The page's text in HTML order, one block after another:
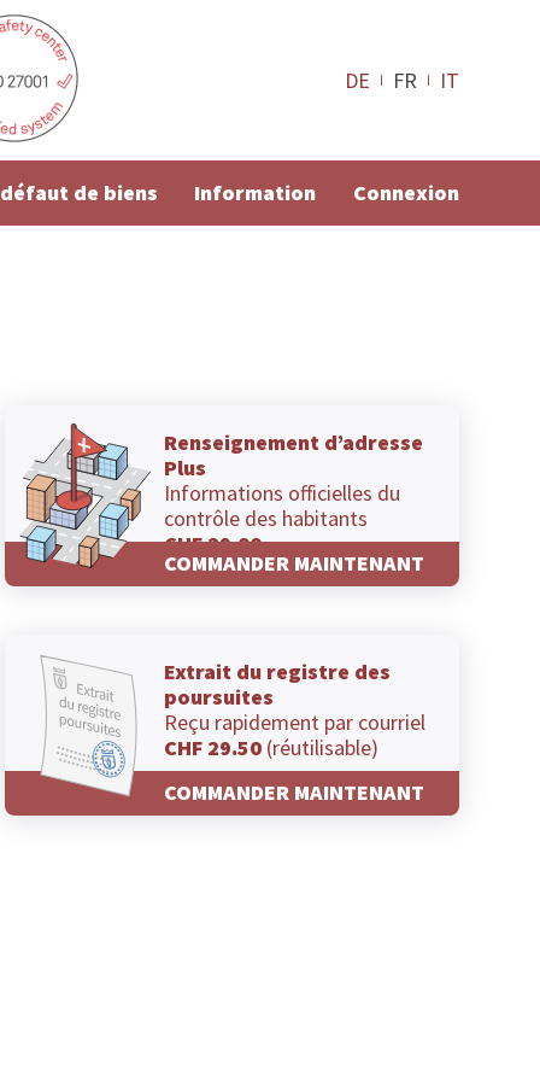
DE FR IT
de biens Information Connexion
Renseignement d’adresse
Plus
Informations officielles du
contrôle des habitants
CHF 29.00
COMMANDER MAINTENANT
Extrait du registre des
poursuites
Reçu rapidement par courriel
CHF 29.50 (réutilisable)
COMMANDER MAINTENANT